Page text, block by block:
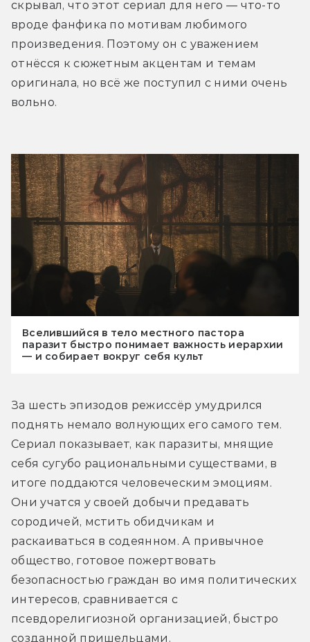
скрывал, что этот сериал для него — что-то
вроде фанфика по мотивам любимого
произведения. Поэтому он с уважением
отнёсся к сюжетным акцентам и темам
оригинала, но всё же поступил с ними очень
вольно.
Вселившийся в тело местного пастора
паразит быстро понимает важность иерархии
— и собирает вокруг себя культ
За шесть эпизодов режиссёр умудрился
поднять немало волнующих его самого тем.
Сериал показывает, как паразиты, мнящие
себя сугубо рациональными существами, в
итоге поддаются человеческим эмоциям.
Они учатся у своей добычи предавать
сородичей, мстить обидчикам и
раскаиваться в содеянном. А привычное
общество, готовое пожертвовать
безопасностью граждан во имя политических
интересов, сравнивается с
псевдорелигиозной организацией, быстро
созданной пришельцами.